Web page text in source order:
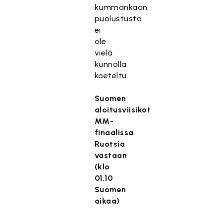
kummankaan
puolustusta
ei
ole
vielä
kunnolla
koeteltu.
Suomen
aloitusviisikot
MM-
finaalissa
Ruotsia
vastaan
(klo
01.10
Suomen
aikaa)